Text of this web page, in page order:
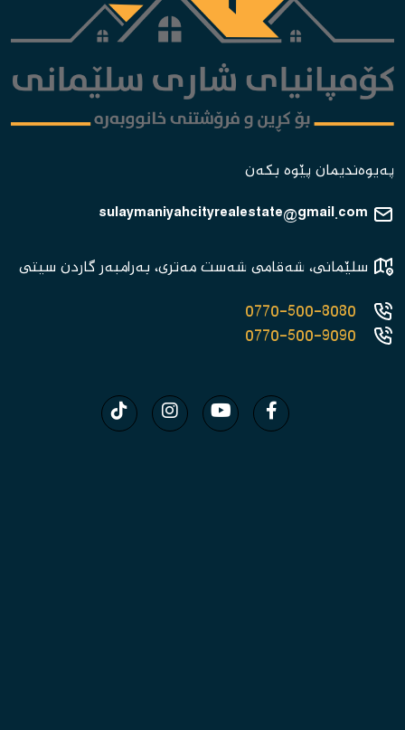
پەیوەندیمان پێوە بکەن
sulaymaniyahcityrealestate@gmail.com
سلێمانی، شەقامی شەست مەتری، بەرامبەر گاردن سیتی
0770-500-8080
0770-500-9090